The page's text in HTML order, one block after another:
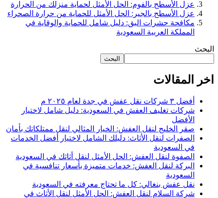
عزل الأسطح بالفوم: الحل الأمثل لحماية منزلك من الحرارة
عزل الأسطح بالجير: الحل الأمثل للحماية من حرارة الصحراء
مكافحة حشرات البق: دليل شامل للحماية والوقاية في
المملكة العربية السعودية
البحث
البحث
اخر المقالات
أفضل ٣ شركات نقل عفش في جدة لعام ٢٠٢٥ م
شركات تغليف العفش في السعودية: دليل شامل لاختيار
الأفضل
صقر الخليج لنقل العفش: الخيار المثالي لنقل ممتلكاتك بأمان
الصفرات لنقل الأثاث: دليلك الشامل لاختيار أفضل الخدمات
في السعودية
الصفوة لنقل العفش: الحل الأمثل لنقل أثاثك في السعودية
البركة لنقل العفش: خدمات متميزة بأسعار تنافسية في
السعودية
نقل عفش بنغالي: كل ما تحتاج معرفته في السعودية
شركة السلام لنقل العفش: الحل الأمثل لنقل الأثاث في